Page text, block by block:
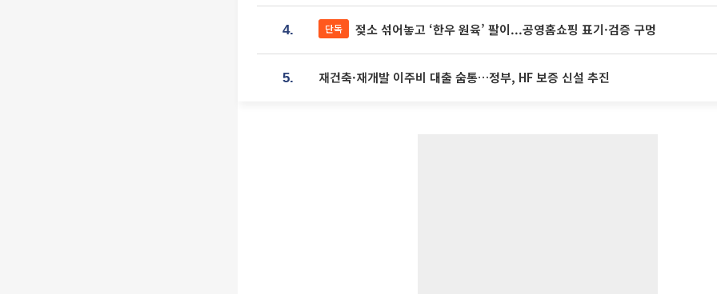
4. 단독 젖소 섞어놓고 ‘한우 원육’ 팔이...공영홈쇼핑 표기·검증 구멍
5. 재건축·재개발 이주비 대출 숨통…정부, HF 보증 신설 추진